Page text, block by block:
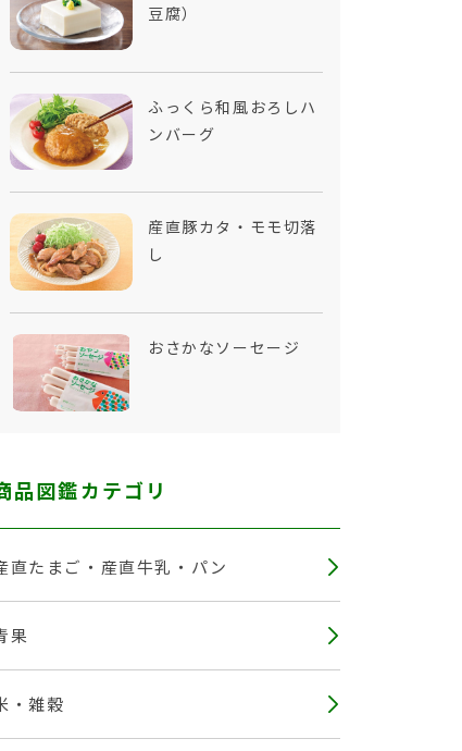
豆腐）
ふっくら和風おろしハ
ンバーグ
産直豚カタ・モモ切落
し
おさかなソーセージ
品図鑑カテゴリ
直たまご・産直牛乳・パン
果
・雑穀